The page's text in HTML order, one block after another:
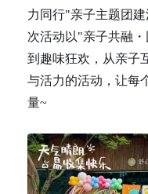
力同行"亲子主题团
次活动以"亲子共融
到趣味狂欢，从亲子
与活力的活动，让每
量~